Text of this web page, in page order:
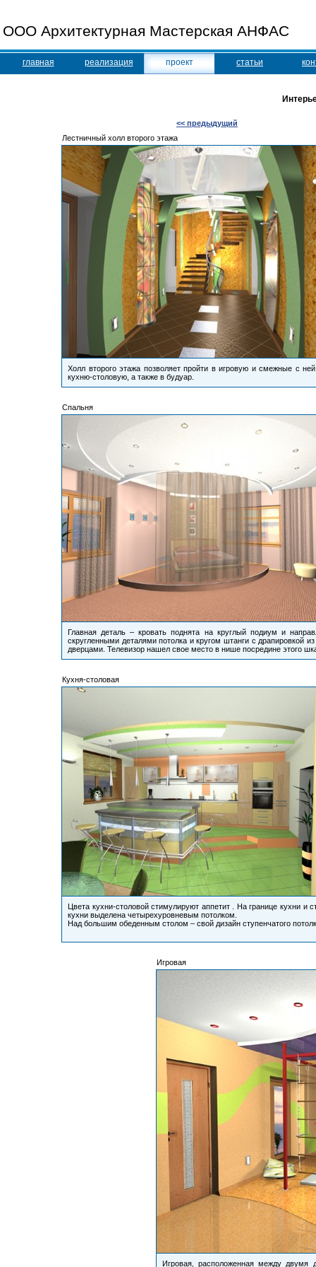
ООО Архитектурная Мастерская АНФАС
главная реализация проект статьи
<< предыдущий
Лестничный холл второго этажа
Холл второго этажа позволяет пройти в игровую и смежные с
кухню-столовую, а также в будуар.
Спальня
Главная деталь – кровать поднята на круглый подиум и
скругленными деталями потолка и кругом штанги с драпировкой
дверцами. Телевизор нашел свое место в нише посредине этого
Кухня-столовая
Цвета кухни-столовой стимулируют аппетит . На границе кухни и
кухни выделена четырехуровневым потолком.
Над большим обеденным столом – свой дизайн ступенчатого
Игровая
Игровая, расположенная между двумя